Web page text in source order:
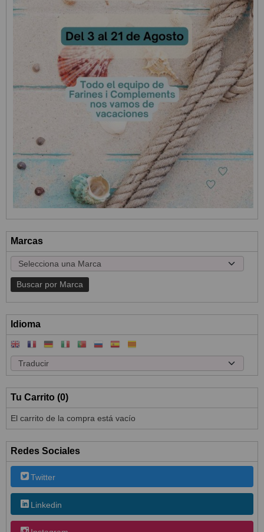
Marcas
Idioma
Tu Carrito (0)
El carrito de la compra está vacío
Redes Sociales
Twitter
Linkedin